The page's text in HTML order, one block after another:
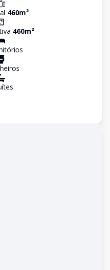
460m²
460m²
s
s
s